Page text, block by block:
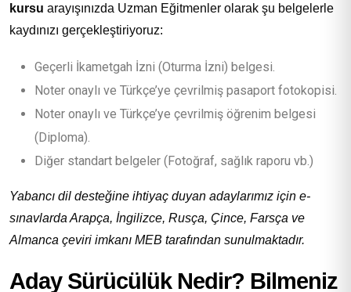
kursu arayışınızda Uzman Eğitmenler olarak şu belgelerle
kaydınızı gerçekleştiriyoruz:
Geçerli İkametgah İzni (Oturma İzni) belgesi.
Noter onaylı ve Türkçe’ye çevrilmiş pasaport fotokopisi.
Noter onaylı ve Türkçe’ye çevrilmiş öğrenim belgesi
(Diploma).
Diğer standart belgeler (Fotoğraf, sağlık raporu vb.)
Yabancı dil desteğine ihtiyaç duyan adaylarımız için e-
sınavlarda Arapça, İngilizce, Rusça, Çince, Farsça ve
Almanca çeviri imkanı MEB tarafından sunulmaktadır.
Aday Sürücülük Nedir? Bilmeniz